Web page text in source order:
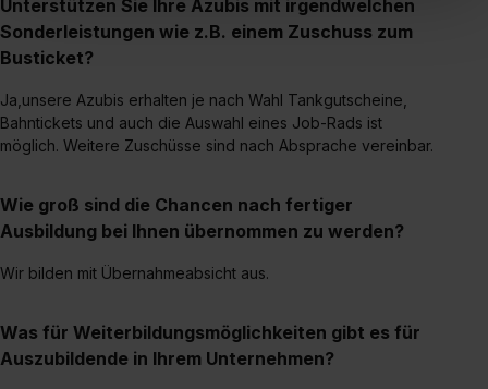
„Social Media und Marketing“ bist du auch damit
einverstanden, dass dir nach Setzen der Cookies externe
Inhalte (z.B. Videos oder Posts) angezeigt und hierfür
erforderliche personenbezogene Daten an Social Media
Dienste, ggfs. mit Sitz in den USA, übermittelt werden.
Eine Erlaubnis hierfür kannst du auch später noch im
bestimmte Verwendungszwecke zulassen, triff deine
Auswahl über die Checkboxen und klick auf „Auswahl
der Kategorien „Präferenzen“, „Statistiken“ und „Social
zur Übermittlung deiner Daten in die USA (Art. 49 Abs. 1
S. 1 lit. a) DS-GVO). Die USA verfügen über kein
Unterstützen Sie Ihre Azubis mit irgendwelchen
Sonderleistungen wie z.B. einem Zuschuss zum
Busticket?
Ja,unsere Azubis erhalten je nach Wahl Tankgutscheine,
Bahntickets und auch die Auswahl eines Job-Rads ist
möglich. Weitere Zuschüsse sind nach Absprache vereinbar.
Wie groß sind die Chancen nach fertiger
Ausbildung bei Ihnen übernommen zu werden?
Wir bilden mit Übernahmeabsicht aus.
Was für Weiterbildungsmöglichkeiten gibt es für
Auszubildende in Ihrem Unternehmen?